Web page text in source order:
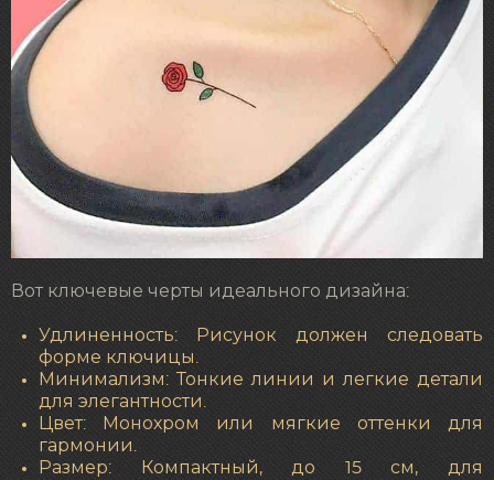
Вот ключевые черты идеального дизайна:
Удлиненность: Рисунок должен следовать
форме ключицы.
Минимализм: Тонкие линии и легкие детали
для элегантности.
Цвет: Монохром или мягкие оттенки для
гармонии.
Размер: Компактный, до 15 см, для